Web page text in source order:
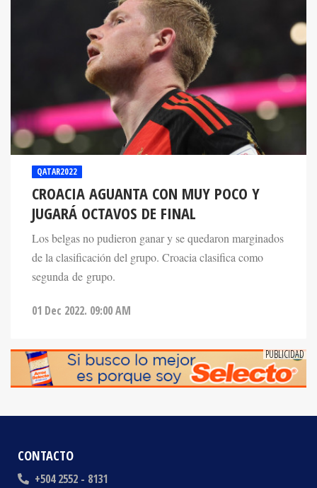
QATAR2022
CROACIA AGUANTA CON MUY POCO Y
JUGARÁ OCTAVOS DE FINAL
Los belgas no pudieron ganar y se quedaron marginados
de la clasificación del grupo. Croacia clasifica como
segunda de grupo.
01 Dec 2022. 09:00 AM
CONTACTO
+504 2552 - 8131